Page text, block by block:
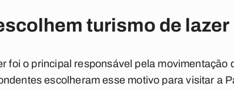
turismo de lazer
foi o principal responsável pela
escolheram esse motivo para visitar a